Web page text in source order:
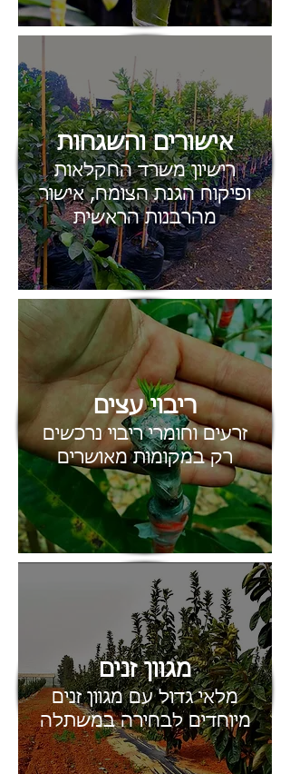
אישורים והשגחות
רישיון משרד החקלאות
ופיקוח הגנת הצומח, אישור
מהרבנות הראשית
ריבוי עצים
זרעים וחומרי ריבוי נרכשים
רק במקומות מאושרים
מגוון זנים
מלאי גדול עם מגוון זנים
מיוחדים לבחירה במשתלה